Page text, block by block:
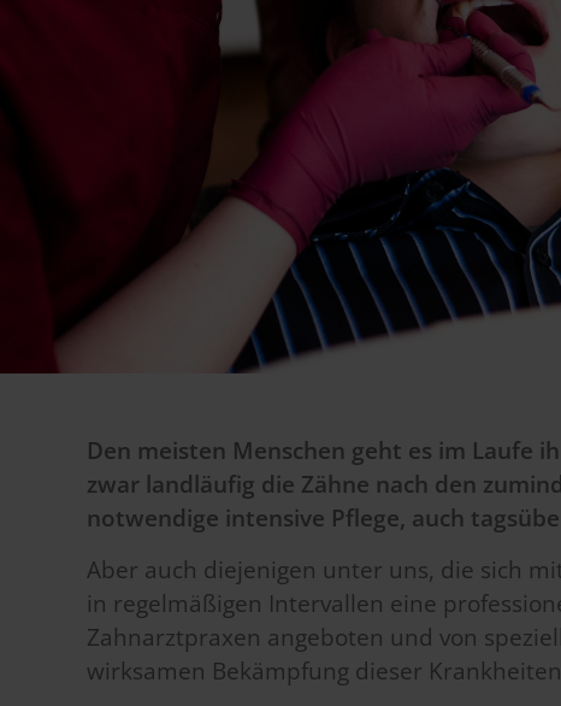
Den meisten Menschen geht es im Laufe
zwar landläufig die Zähne nach den
notwendige intensive Pflege, auch
Aber auch diejenigen unter uns, die sich
in regelmäßigen Intervallen eine
Zahnarztpraxen angeboten und von
wirksamen Bekämpfung dieser